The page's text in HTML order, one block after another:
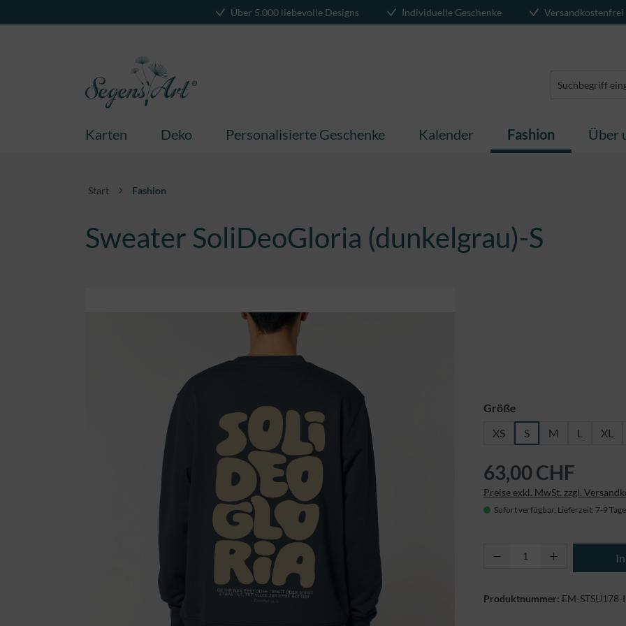
Über 5.000 liebevolle Designs Individuelle Geschenke
Karten Deko Personalisierte Geschenke Kalender Fashion Über
Start Fashion
Sweater SoliDeoGloria (dunkelgrau)-S
Größe
XS
S M L XL
63,00 CHF
Preise exkl. MwSt. zzgl.
Sofort verfügbar, Lieferzeit: 7-9 Tage
Produkt Anzahl:
Produktnummer: EM-